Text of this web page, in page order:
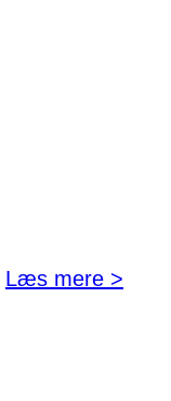
Læs mere >